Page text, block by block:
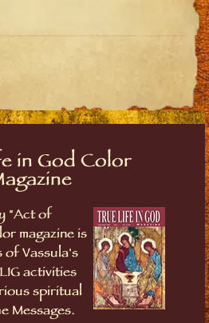
in God Color
"Act of
magazine is
Vassula's
activities
spiritual
Messages.